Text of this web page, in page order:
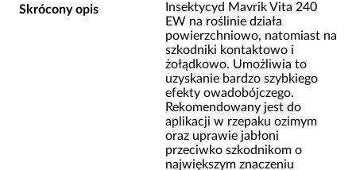
Skrócony opis
Insektycyd Mavrik Vita 240
EW na roślinie działa
powierzchniowo, natomiast na
szkodniki kontaktowo i
żołądkowo. Umożliwia to
uzyskanie bardzo szybkiego
efekty owadobójczego.
Rekomendowany jest do
aplikacji w rzepaku ozimym
oraz uprawie jabłoni
przeciwko szkodnikom o
największym znaczeniu